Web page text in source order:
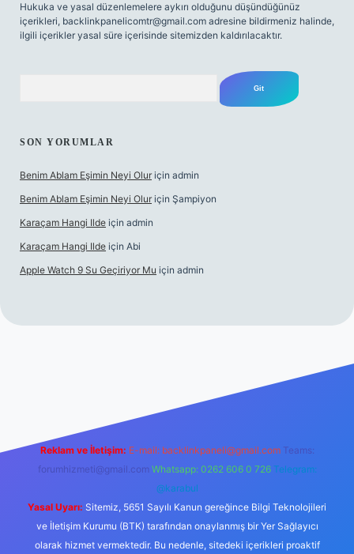
Hukuka ve yasal düzenlemelere aykırı olduğunu düşündüğünüz
içerikleri, backlinkpanelicomtr@gmail.com adresine bildirmeniz halinde,
ilgili içerikler yasal süre içerisinde sitemizden kaldırılacaktır.
SON YORUMLAR
Benim Ablam Eşimin Neyi Olur için admin
Benim Ablam Eşimin Neyi Olur için Şampiyon
Karaçam Hangi Ilde için admin
Karaçam Hangi Ilde için Abi
Apple Watch 9 Su Geçiriyor Mu için admin
Reklam ve İletişim: E-mail: backlinkpaneli@gmail.com Teams:
forumhizmeti@gmail.com Whatsapp: 0262 606 0 726 Telegram:
@karabul
Yasal Uyarı: Sitemiz, 5651 Sayılı Kanun gereğince Bilgi Teknolojileri
ve İletişim Kurumu (BTK) tarafından onaylanmış bir Yer Sağlayıcı
olarak hizmet vermektedir. Bu nedenle, sitedeki içerikleri proaktif